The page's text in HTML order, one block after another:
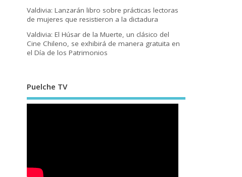
Valdivia: Lanzarán libro sobre prácticas lectoras
de mujeres que resistieron a la dictadura
Valdivia: El Húsar de la Muerte, un clásico del
Cine Chileno, se exhibirá de manera gratuita en
el Día de los Patrimonios
Puelche TV